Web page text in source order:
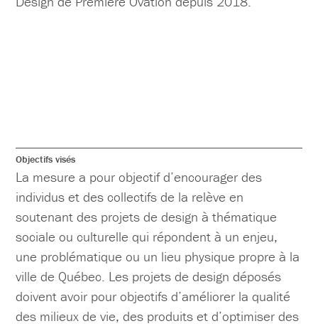
Objectifs visés
La mesure a pour objectif d’encourager des
individus et des collectifs de la relève en
soutenant des projets de design à thématique
sociale ou culturelle qui répondent à un enjeu,
une problématique ou un lieu physique propre à la
ville de Québec. Les projets de design déposés
doivent avoir pour objectifs d’améliorer la qualité
des milieux de vie, des produits et d’optimiser des